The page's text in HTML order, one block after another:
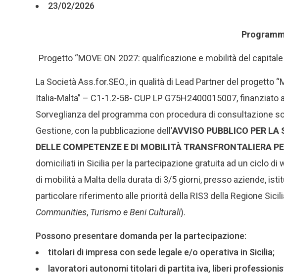
23/02/2026
Progetto “MOVE ON 2027: qualificazione e mobilità del
La Società Ass.for.SEO., in qualità di Lead Partner del progetto
Italia-Malta” – C1-1.2-58- CUP LP G75H2400015007,
Sorveglianza del programma con procedura di consultazione
Gestione, con la pubblicazione dell’AVVISO PUBBLICO PER LA
DELLE COMPETENZE E DI MOBILITÀ TRANSFRONTALIERA
domiciliati in Sicilia per la partecipazione gratuita ad un ciclo
di mobilità a Malta della durata di 3/5 giorni, presso aziende,
particolare riferimento alle priorità della RIS3 della Regione
Communities, Turismo e Beni Culturali).
Possono presentare domanda per la partecipazione:
titolari di impresa con sede legale e/o operativa in Sicilia;
lavoratori autonomi titolari di partita iva, liberi